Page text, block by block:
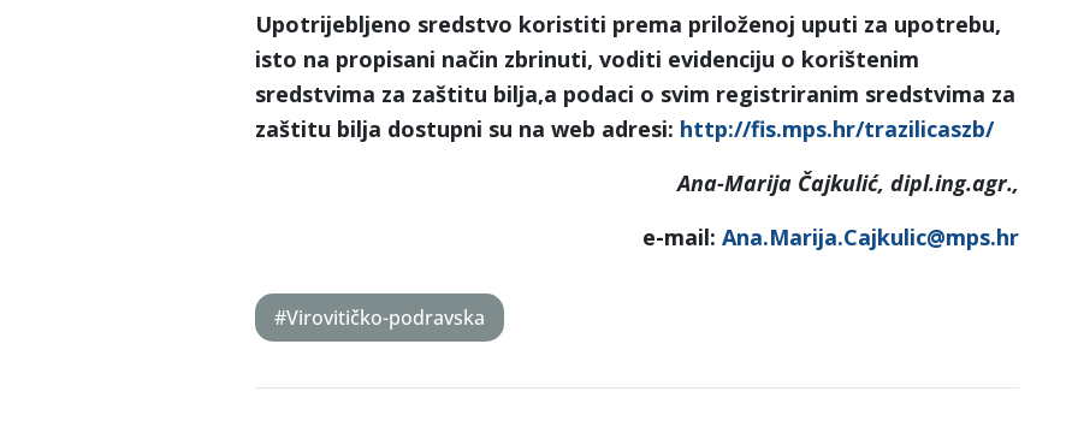
Upotrijebljeno sredstvo koristiti prema priloženoj uputi za upotrebu,
isto na propisani način zbrinuti, voditi evidenciju o korištenim
sredstvima za zaštitu bilja,a podaci o svim registriranim sredstvima za
zaštitu bilja dostupni su na web adresi: http://fis.mps.hr/trazilicaszb/
Ana-Marija Čajkulić, dipl.ing.agr.,
e-mail: Ana.Marija.Cajkulic@mps.hr
#Virovitičko-podravska